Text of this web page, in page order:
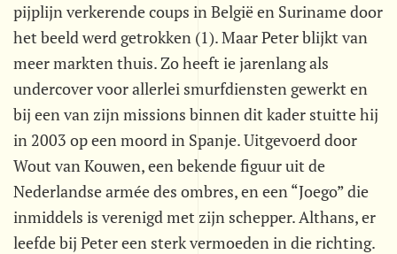
pijplijn verkerende coups in België en Suriname door
het beeld werd getrokken (1). Maar Peter blijkt van
meer markten thuis. Zo heeft ie jarenlang als
undercover voor allerlei smurfdiensten gewerkt en
bij een van zijn missions binnen dit kader stuitte hij
in 2003 op een moord in Spanje. Uitgevoerd door
Wout van Kouwen, een bekende figuur uit de
Nederlandse armée des ombres, en een “Joego” die
inmiddels is verenigd met zijn schepper. Althans, er
leefde bij Peter een sterk vermoeden in die richting.